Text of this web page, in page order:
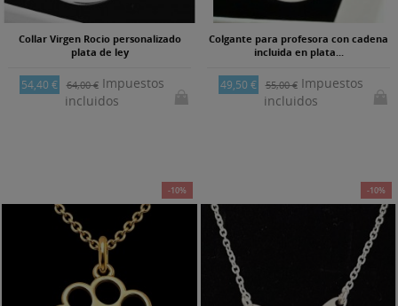
Collar Virgen Rocio personalizado
plata de ley
54,40 € 64,00 €Impuestos
incluidos
Colgante para profesora con cadena
incluida en plata...
49,50 € 55,00 €Impuestos
incluidos
-10% -10%